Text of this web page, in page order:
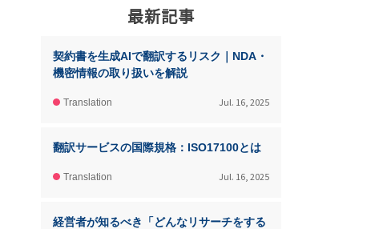
最新記事
契約書を生成AIで翻訳するリスク｜NDA・
機密情報の取り扱いを解説
Translation Jul. 16, 2025
翻訳サービスの国際規格：ISO17100とは
Translation Jul. 16, 2025
経営者が知るべき「どんなリサーチをする